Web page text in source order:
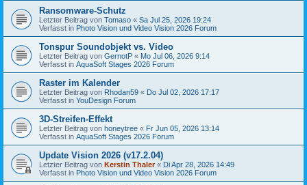
Ransomware-Schutz
Letzter Beitrag von Tomaso « Sa Jul 25, 2026 19:24
Verfasst in Photo Vision und Video Vision 2026 Forum
Tonspur Soundobjekt vs. Video
Letzter Beitrag von GernotP « Mo Jul 06, 2026 9:14
Verfasst in AquaSoft Stages 2026 Forum
Raster im Kalender
Letzter Beitrag von Rhodan59 « Do Jul 02, 2026 17:17
Verfasst in YouDesign Forum
3D-Streifen-Effekt
Letzter Beitrag von honeytree « Fr Jun 05, 2026 13:14
Verfasst in AquaSoft Stages 2026 Forum
Update Vision 2026 (v17.2.04)
Letzter Beitrag von Kerstin Thaler« Di Apr 28, 2026 14:49
Verfasst in Photo Vision und Video Vision 2026 Forum